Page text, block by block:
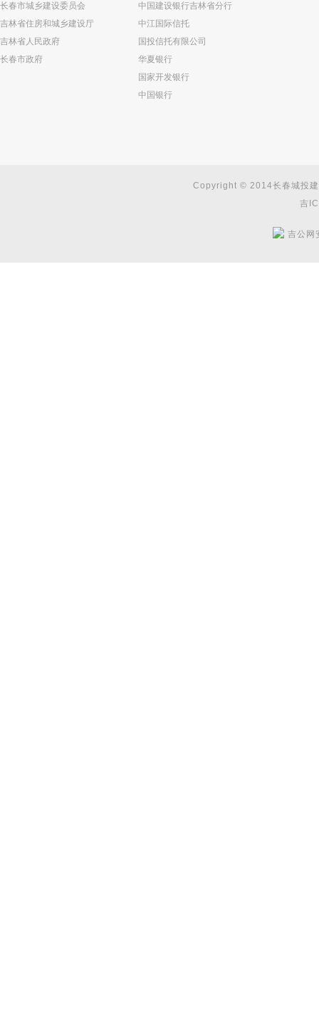
长春市城乡建设委员会
吉林省住房和城乡建设厅
吉林省人民政府
长春市政府
中国建设银行吉林省分行
中江国际信托
国投信托有限公司
华夏银行
国家开发银行
中国银行
Copyright © 2014长春城投
吉
吉公